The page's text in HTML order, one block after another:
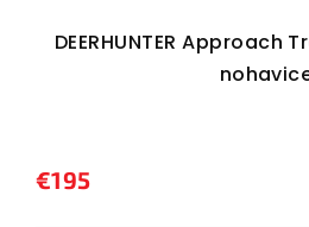
DEERHUNTER Approach
€195